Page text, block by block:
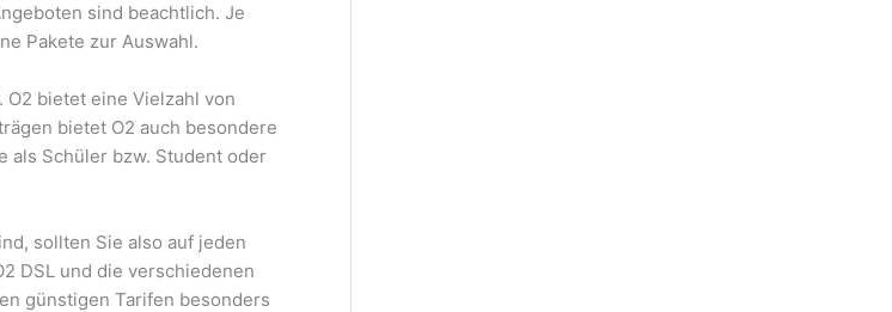
sind beachtlich. Je
Pakete zur Auswahl.
bietet eine Vielzahl von
bietet O2 auch besondere
als Schüler bzw. Student oder
sollten Sie also auf jeden
DSL und die verschiedenen
günstigen Tarifen besonders